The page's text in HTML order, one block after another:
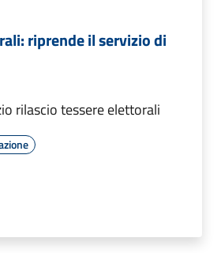
riprende il servizio di
rilascio tessere elettorali